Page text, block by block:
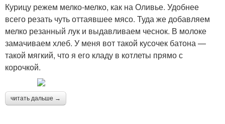
Курицу режем мелко-мелко, как на Оливье. Удобнее
всего резать чуть оттаявшее мясо. Туда же добавляем
мелко резанный лук и выдавливаем чеснок. В молоке
замачиваем хлеб. У меня вот такой кусочек батона —
такой мягкий, что я его кладу в котлеты прямо с
корочкой.
читать дальше →